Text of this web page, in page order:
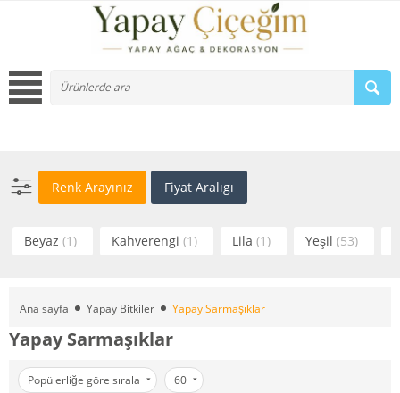
Renk Arayınız Fiyat Aralıgı
Beyaz (1) Kahverengi (1) Lila (1) Yeşil (53)
Ana sayfa Yapay Bitkiler Yapay Sarmaşıklar
Yapay Sarmaşıklar
Popülerliğe göre sırala 60